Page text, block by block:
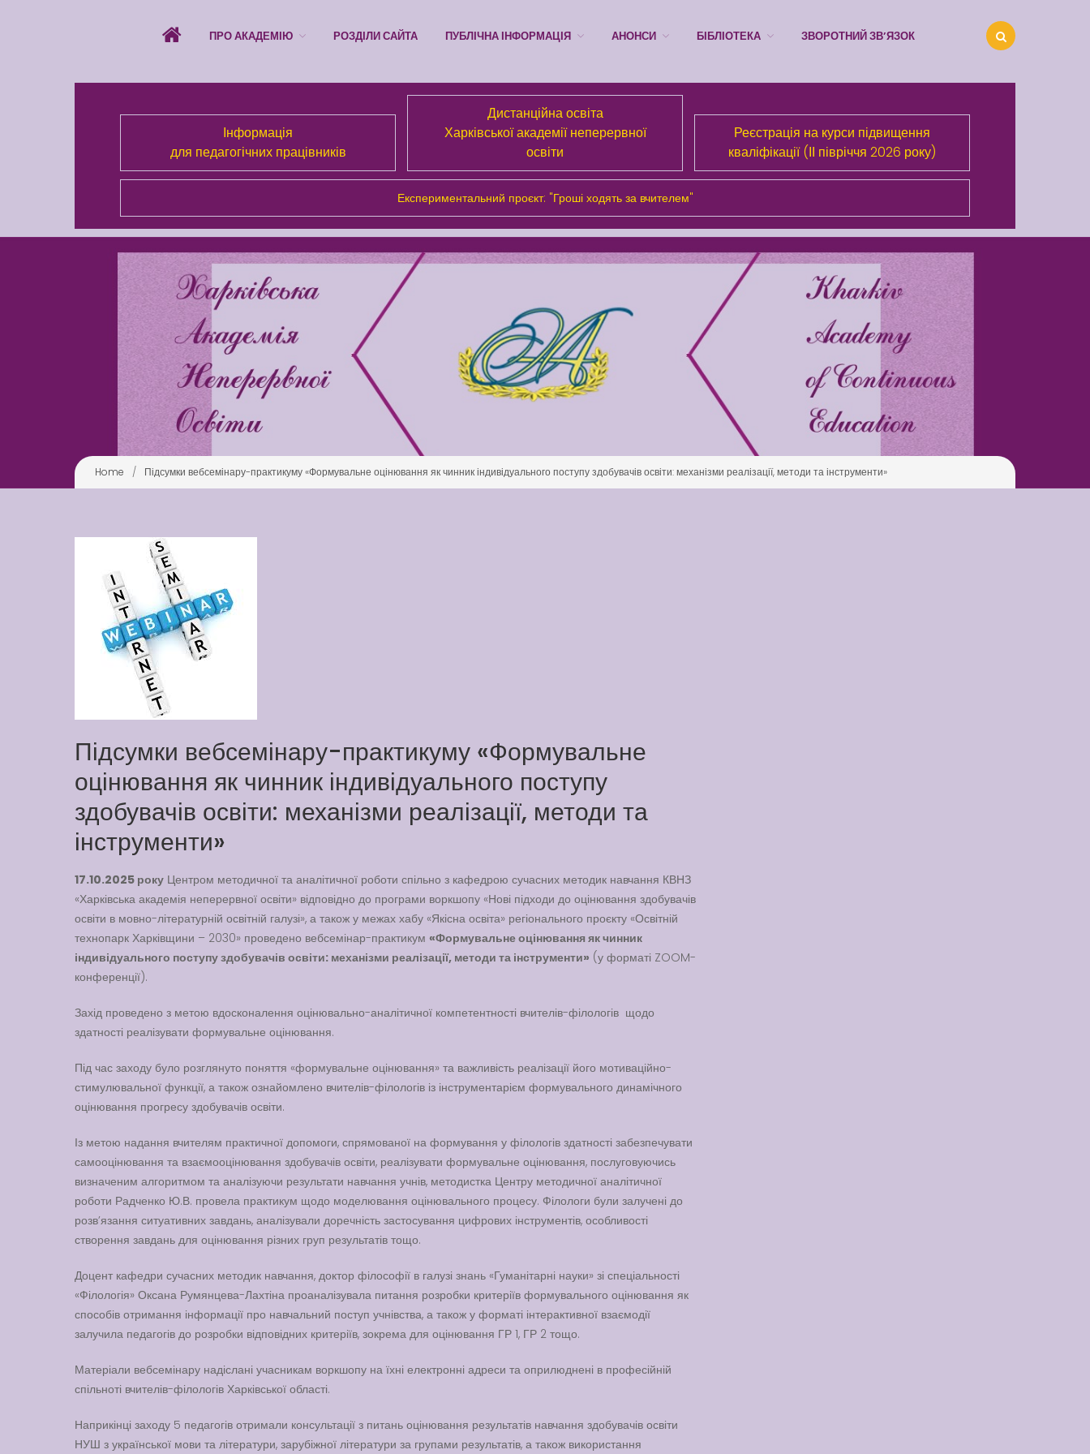
Розділи сайта
Публічна інформація
Бібліотека
Зворотний зв’язок
Latter match class
Swimming Lessons at New
Pool
Play is Our Brain’s Favorite
Latter match class
New Friends Everyday at
Kiddie
ПРО АКАДЕМІЮ РОЗДІЛИ САЙТА ПУБЛІЧНА ІНФОРМАЦІЯ АНОНСИ БІБЛІОТЕКА ЗВОРОТНИЙ ЗВ’ЯЗОК
Інформація
для педагогічних працівників
Дистанційна освіта
Харківської академії неперервної
освіти
Реєстрація на курси підвищення
кваліфікації (ІІ півріччя 2026 року)
Експериментальний проєкт: "Гроші ходять за вчителем"
Home / Підсумки вебсемінару-практикуму «Формувальне оцінювання як чинник індивідуального поступу здобувачів освіти: механізми реалізації, методи та інструменти»
Підсумки вебсемінару-практикуму «Формувальне
оцінювання як чинник індивідуального поступу
здобувачів освіти: механізми реалізації, методи та
інструменти»
17.10.2025 року Центром методичної та аналітичної роботи спільно з кафедрою сучасних методик навчання КВНЗ
«Харківська академія неперервної освіти» відповідно до програми воркшопу «Нові підходи до оцінювання здобувачів
освіти в мовно-літературній освітній галузі», а також у межах хабу «Якісна освіта» регіонального проєкту «Освітній
технопарк Харківщини – 2030» проведено вебсемінар-практикум «Формувальне оцінювання як чинник
індивідуального поступу здобувачів освіти: механізми реалізації, методи та інструменти» (у форматі ZOOM-
конференції).
Захід проведено з метою вдосконалення оцінювально-аналітичної компетентності вчителів-філологів щодо
здатності реалізувати формувальне оцінювання.
Під час заходу було розглянуто поняття «формувальне оцінювання» та важливість реалізації його мотиваційно-
стимулювальної функції, а також ознайомлено вчителів-філологів із інструментарієм формувального динамічного
оцінювання прогресу здобувачів освіти.
Із метою надання вчителям практичної допомоги, спрямованої на формування у філологів здатності забезпечувати
самооцінювання та взаємооцінювання здобувачів освіти, реалізувати формувальне оцінювання, послуговуючись
визначеним алгоритмом та аналізуючи результати навчання учнів, методистка Центру методичної аналітичної
роботи Радченко Ю.В. провела практикум щодо моделювання оцінювального процесу. Філологи були залучені до
розв’язання ситуативних завдань, аналізували доречність застосування цифрових інструментів, особливості
створення завдань для оцінювання різних груп результатів тощо.
Доцент кафедри сучасних методик навчання, доктор філософії в галузі знань «Гуманітарні науки» зі спеціальності
«Філологія» Оксана Румянцева-Лахтіна проаналізувала питання розробки критеріїв формувального оцінювання як
способів отримання інформації про навчальний поступ учнівства, а також у форматі інтерактивної взаємодії
залучила педагогів до розробки відповідних критеріїв, зокрема для оцінювання ГР 1, ГР 2 тощо.
Матеріали вебсемінару надіслані учасникам воркшопу на їхні електронні адреси та оприлюднені в професійній
спільноті вчителів-філологів Харківської області.
Наприкінці заходу 5 педагогів отримали консультації з питань оцінювання результатів навчання здобувачів освіти
НУШ з української мови та літератури, зарубіжної літератури за групами результатів, а також використання